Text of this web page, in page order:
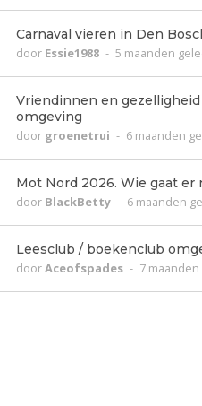
Carnaval vieren in Den
door Essie1988 - 5 maanden
Vriendinnen en
omgeving
door groenetrui - 6 maanden
Mot Nord 2026. Wie gaat er
door BlackBetty - 6 maanden
Leesclub / boekenclub
doorAceofspades - 7